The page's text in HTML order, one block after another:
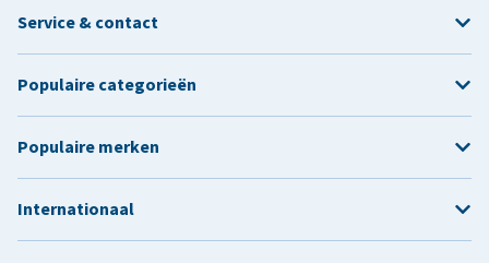
Service & contact
Populaire categorieën
Populaire merken
Internationaal